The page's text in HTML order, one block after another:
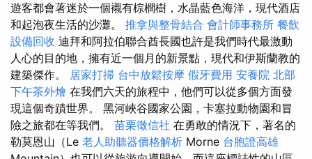
遊客都會著迷於一個襯有棕櫚樹，水晶藍色海洋，現代酒店
和起泡夜生活的沙灘。 推拿與整骨結合 會計師事務所 餐飲
設備回收 迪拜和阿拉伯聯合酋長國也許是我們時代最激動
人心的目的地，擁有近一個月的新景點，現代和伊斯蘭教的
建築傑作。 居家打掃 台中放鬆按摩 假牙費用 安養院 北部
下午茶外燴 在我們六天的旅程中，他們可以從多個方面發
現這個奇蹟世界。 黑河峽谷國家公園，卡塞拉動物園和冒
險之旅都在等我們。 苗栗徵信社 在勇敢的情況下，著名的
勒莫恩山（Le 老人助聽器價格解析 Morne 台胞證高雄